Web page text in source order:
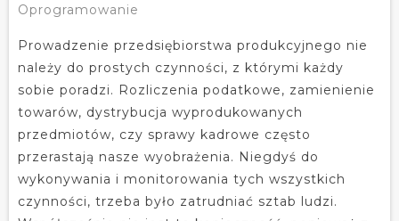
Oprogramowanie
Prowadzenie przedsiębiorstwa produkcyjnego nie
należy do prostych czynności, z którymi każdy
sobie poradzi. Rozliczenia podatkowe, zamienienie
towarów, dystrybucja wyprodukowanych
przedmiotów, czy sprawy kadrowe często
przerastają nasze wyobrażenia. Niegdyś do
wykonywania i monitorowania tych wszystkich
czynności, trzeba było zatrudniać sztab ludzi.